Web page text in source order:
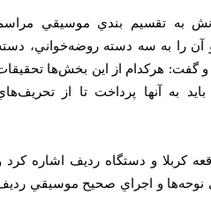
به تقسيم بندي موسيقي مراسم
را به سه دسته روضه‌خواني، دسته
هركدام از اين بخش‌ها تحقيقات
به آنها پرداخت تا از تحريف‌هاي
و دستگاه رديف اشاره كرد و
و اجراي صحيح موسيقي رديف